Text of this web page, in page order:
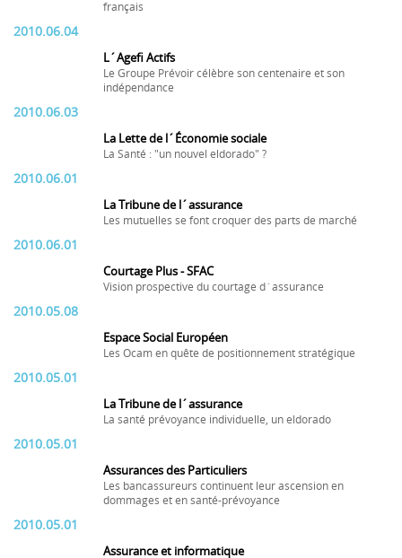
français
2010.06.04
L´Agefi Actifs
Le Groupe Prévoir célèbre son centenaire et son
indépendance
2010.06.03
La Lette de l´Économie sociale
La Santé : "un nouvel eldorado" ?
2010.06.01
La Tribune de l´assurance
Les mutuelles se font croquer des parts de marché
2010.06.01
Courtage Plus - SFAC
Vision prospective du courtage d´assurance
2010.05.08
Espace Social Européen
Les Ocam en quête de positionnement stratégique
2010.05.01
La Tribune de l´assurance
La santé prévoyance individuelle, un eldorado
2010.05.01
Assurances des Particuliers
Les bancassureurs continuent leur ascension en
dommages et en santé-prévoyance
2010.05.01
Assurance et informatique